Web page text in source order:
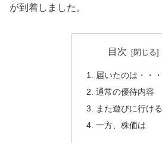
が到着しました。
目次
届いたのは・・・
通常の優待内容
また遊びに行ける
一方、株価は